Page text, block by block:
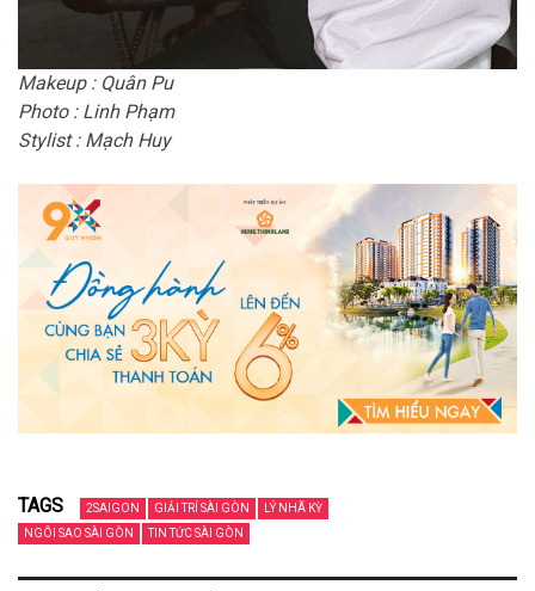
Makeup : Quân Pu
Photo : Linh Phạm
Stylist : Mạch Huy
TAGS 2SAIGON GIẢI TRÍ SÀI GÒN
LÝ NHÃ KỲ
NGÔI SAO SÀI GÒN
TIN TỨC SÀI GÒN